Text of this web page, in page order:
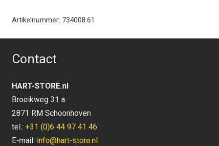
Artikelnummer: 734008.61
Contact
HART-STORE.nl
Broeikweg 31 a
2871 RM Schoonhoven
tel.: +31 (0)6 44 97 41 46
E-mail: info@hart-store.nl